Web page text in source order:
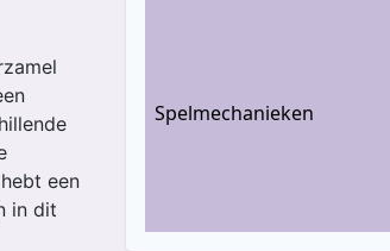
een
in dit
Spelmechanieken